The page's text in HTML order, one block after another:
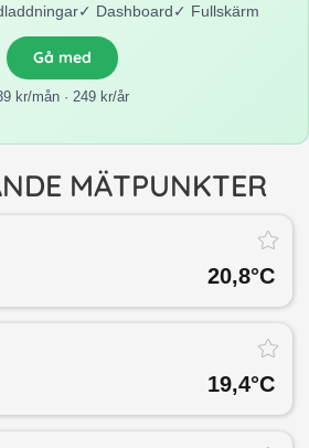
✓ Dashboard✓ Fullskärm
Gå med
kr/mån · 249 kr/år
MÄTPUNKTER
20,8°C
19,4°C